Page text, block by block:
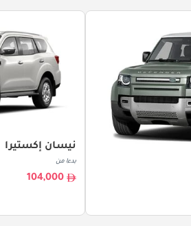
نيسان إكستيرا
بدءا من
104,000